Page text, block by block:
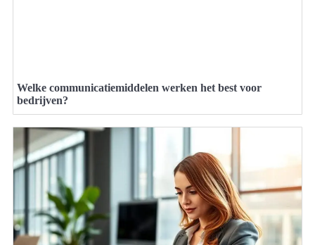
Welke communicatiemiddelen werken het best voor
bedrijven?